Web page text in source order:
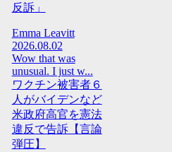
反訴」
Emma Leavitt
2026.08.02
Wow that was
unusual. I just w...
ワクチン被害者６
人がバイデンなど
米政府高官を憲法
違反で告訴【言論
弾圧】